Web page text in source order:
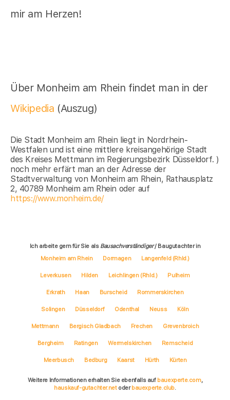
mir am Herzen!
Über Monheim am Rhein findet man in der
Wikipedia (Auszug)
Die Stadt Monheim am Rhein liegt in Nordrhein-
Westfalen und ist eine mittlere kreisangehörige Stadt
des Kreises Mettmann im Regierungsbezirk Düsseldorf. )
noch mehr erfärt man an der Adresse der
Stadtverwaltung von Monheim am Rhein, Rathausplatz
2, 40789 Monheim am Rhein oder auf
https://www.monheim.de/
Ich arbeite gern für Sie als Bausachverständiger/ Baugutachter in
Monheim am Rhein
Dormagen Langenfeld (Rhld.)
Leverkusen Hilden Leichlingen (Rhld.) Pulheim
Erkrath Haan Burscheid Rommerskirchen
Solingen Düsseldorf Odenthal Neuss Köln
Mettmann Bergisch Gladbach Frechen Grevenbroich
Bergheim Ratingen Wermelskirchen Remscheid
Meerbusch Bedburg Kaarst Hürth Kürten
Weitere Informationen erhalten Sie ebenfalls auf bauexperte.com,
hauskauf-gutachter.netoderbauexperte.club.